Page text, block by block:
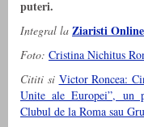
puteri.
Integral la Ziaristi Online
Foto: Cristina Nichitus
Cititi si Victor Roncea:
Unite ale Europei”, un
Clubul de la Roma sau